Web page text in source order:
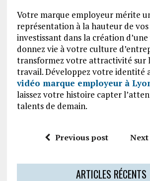
Votre marque employeur mérite
représentation à la hauteur de
investissant dans la création
donnez vie à votre culture
transformez votre attractivité sur
travail. Développez votre identité
vidéo marque employeur à
laissez votre histoire capter
talents de demain.
Previous post
ARTICLES RÉCENTS